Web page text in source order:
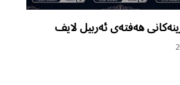
هەفتەی ئەربیل لایف